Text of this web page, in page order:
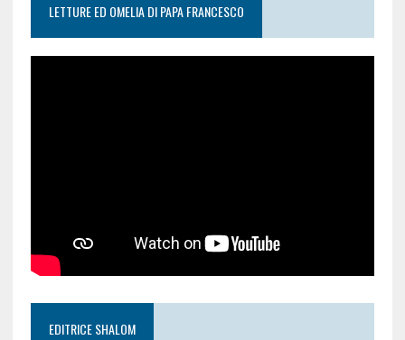
LETTURE ED OMELIA DI PAPA FRANCESCO
EDITRICE SHALOM